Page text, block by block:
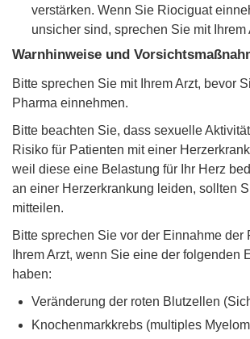
verstärken. Wenn Sie Riociguat
unsicher sind, sprechen Sie mit Ihrem
Warnhinweise und
Bitte sprechen Sie mit Ihrem Arzt, bevor
Pharma einnehmen.
Bitte beachten Sie, dass sexuelle
Risiko für Patienten mit einer
weil diese eine Belastung für Ihr Herz
an einer Herzerkrankung leiden, sollten
mitteilen.
Bitte sprechen Sie vor der Einnahme der
Ihrem Arzt, wenn Sie eine der folgenden
haben:
Veränderung der roten Blutzellen
Knochenmarkkrebs (multiples